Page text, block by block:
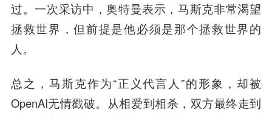
过。一次采访中，奥特曼表示，马斯克非常渴望
拯救世界，但前提是他必须是那个拯救世界的
人。
总之，马斯克作为“正义代言人”的形象，却被
OpenAI无情戳破。从相爱到相杀，双方最终走到